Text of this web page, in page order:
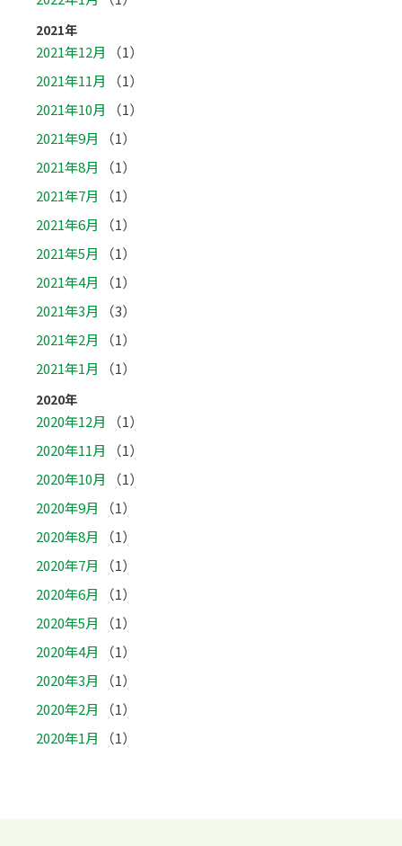
2021年
2021年12月
（1）
2021年11月
（1）
2021年10月
（1）
2021年9月
（1）
2021年8月
（1）
2021年7月
（1）
2021年6月
（1）
2021年5月
（1）
2021年4月
（1）
2021年3月
（3）
2021年2月
（1）
2021年1月
（1）
2020年
2020年12月
（1）
2020年11月
（1）
2020年10月
（1）
2020年9月
（1）
2020年8月
（1）
2020年7月
（1）
2020年6月
（1）
2020年5月
（1）
2020年4月
（1）
2020年3月
（1）
2020年2月
（1）
2020年1月
（1）